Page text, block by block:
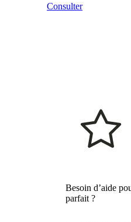
Consulter
Besoin d’aide
parfait ?